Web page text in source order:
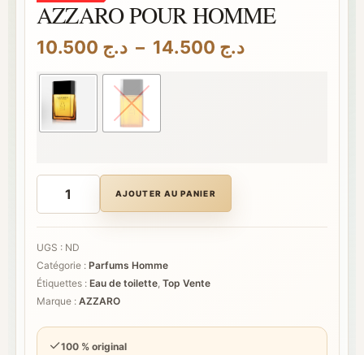
AZZARO POUR HOMME
د.ج – د.جPlage
quantité
HOMME
AJOUTER AU PANIER
UGS : ND
Catégorie : Parfums Homme
Étiquettes : Eau de toilette, Top Vente
Marque : AZZARO
✓100 % original